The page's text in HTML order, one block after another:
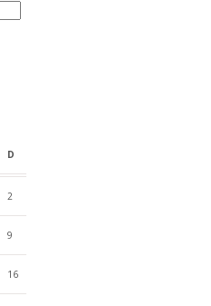
D
2
9
16